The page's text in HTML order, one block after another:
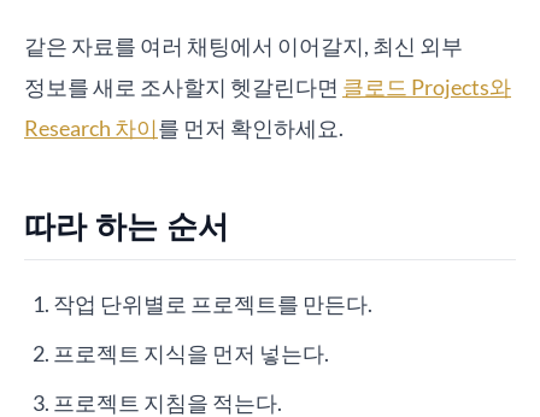
같은 자료를 여러 채팅에서 이어갈지, 최신 외부
정보를 새로 조사할지 헷갈린다면 클로드 Projects와
Research 차이를 먼저 확인하세요.
따라 하는 순서
작업 단위별로 프로젝트를 만든다.
프로젝트 지식을 먼저 넣는다.
프로젝트 지침을 적는다.